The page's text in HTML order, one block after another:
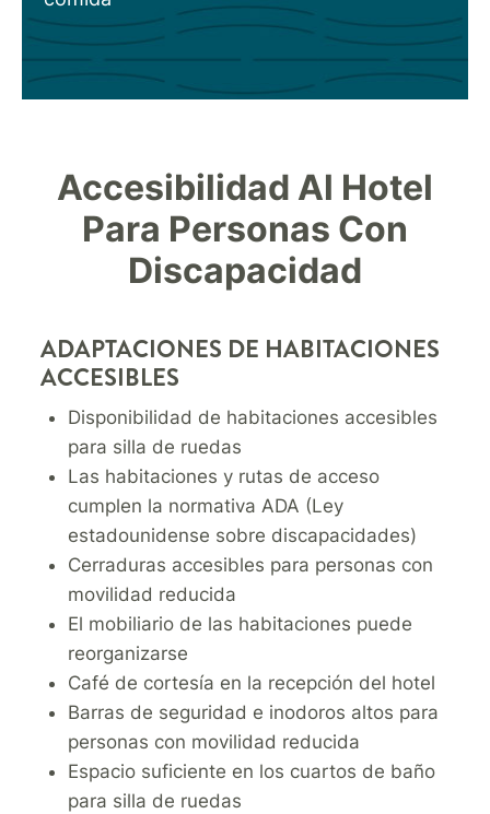
Accesibilidad Al Hotel
Para Personas Con
Discapacidad
ADAPTACIONES DE HABITACIONES
ACCESIBLES
Disponibilidad de habitaciones accesibles
para silla de ruedas
Las habitaciones y rutas de acceso
cumplen la normativa ADA (Ley
estadounidense sobre discapacidades)
Cerraduras accesibles para personas con
movilidad reducida
El mobiliario de las habitaciones puede
reorganizarse
Café de cortesía en la recepción del hotel
Barras de seguridad e inodoros altos para
personas con movilidad reducida
Espacio suficiente en los cuartos de baño
para silla de ruedas